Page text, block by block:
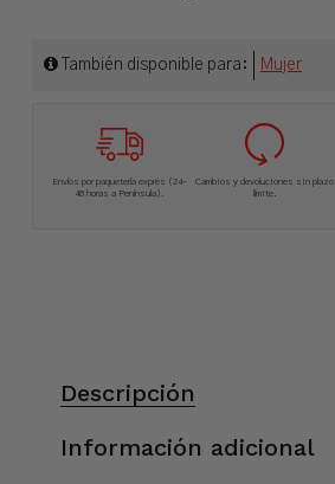
También disponible para: Mujer
Envíos por paquetería exprés (24-
48 horas a Península).
Cambios y devoluciones sin plazo
límite.
Descripción
Información adicional